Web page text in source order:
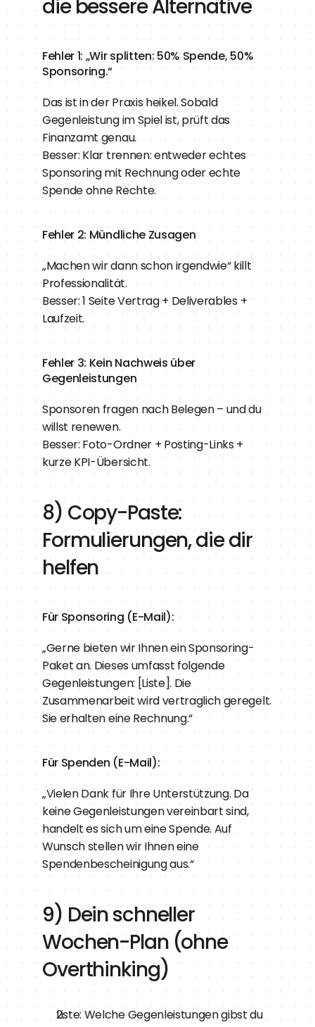
die bessere Alternative
Fehler 1: „Wir splitten: 50% Spende, 50%
Sponsoring.“
Das ist in der Praxis heikel. Sobald
Gegenleistung im Spiel ist, prüft das
Finanzamt genau.
Besser: Klar trennen: entweder echtes
Sponsoring mit Rechnung oder echte
Spende ohne Rechte.
Fehler 2: Mündliche Zusagen
„Machen wir dann schon irgendwie“ killt
Professionalität.
Besser: 1 Seite Vertrag + Deliverables +
Laufzeit.
Fehler 3: Kein Nachweis über
Gegenleistungen
Sponsoren fragen nach Belegen – und du
willst renewen.
Besser: Foto-Ordner + Posting-Links +
kurze KPI-Übersicht.
8) Copy-Paste:
Formulierungen, die dir
helfen
Für Sponsoring (E-Mail):
„Gerne bieten wir Ihnen ein Sponsoring-
Paket an. Dieses umfasst folgende
Gegenleistungen: [Liste]. Die
Zusammenarbeit wird vertraglich geregelt.
Sie erhalten eine Rechnung.“
Für Spenden (E-Mail):
„Vielen Dank für Ihre Unterstützung. Da
keine Gegenleistungen vereinbart sind,
handelt es sich um eine Spende. Auf
Wunsch stellen wir Ihnen eine
Spendenbescheinigung aus.“
9) Dein schneller
Wochen-Plan (ohne
Overthinking)
Liste: Welche Gegenleistungen gibst du